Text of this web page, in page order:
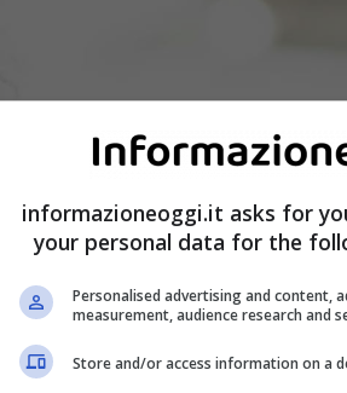
informazioneoggi.it asks for
your personal data for the
Personalised advertising and content,
measurement, audience research and
Store and/or access information on a